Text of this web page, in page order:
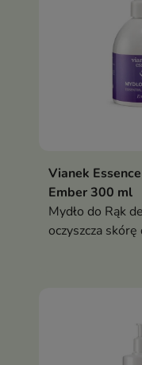
Vianek
Ember 300 ml
Mydło do Rąk
oczyszcza